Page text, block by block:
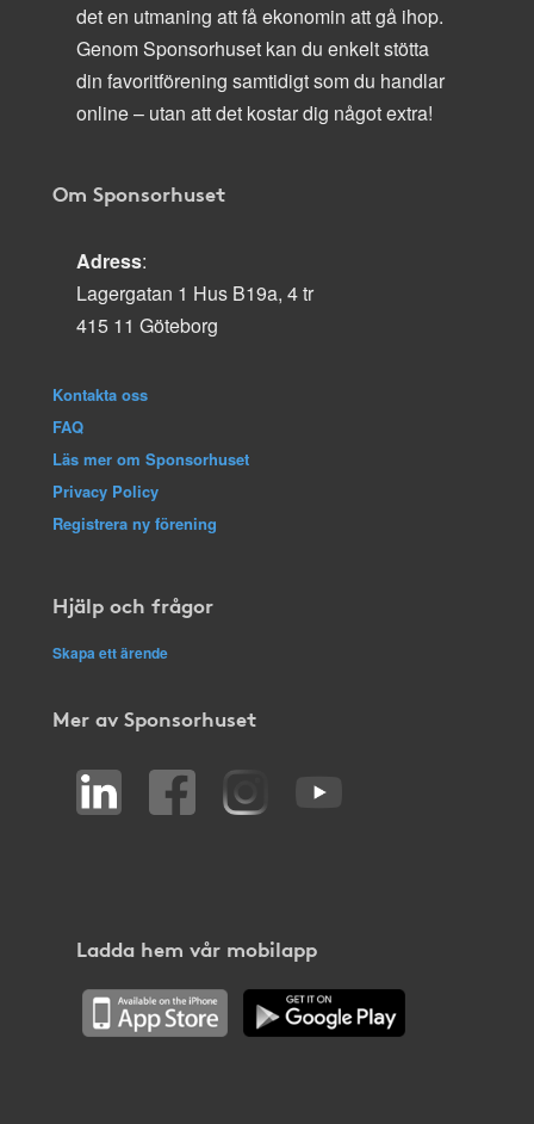
det en utmaning att få ekonomin att gå ihop.
Genom Sponsorhuset kan du enkelt stötta
din favoritförening samtidigt som du handlar
online – utan att det kostar dig något extra!
Om Sponsorhuset
Adress:
Lagergatan 1 Hus B19a, 4 tr
415 11 Göteborg
Kontakta oss
FAQ
Läs mer om Sponsorhuset
Privacy Policy
Registrera ny förening
Hjälp och frågor
Skapa ett ärende
Mer av Sponsorhuset
Ladda hem vår mobilapp